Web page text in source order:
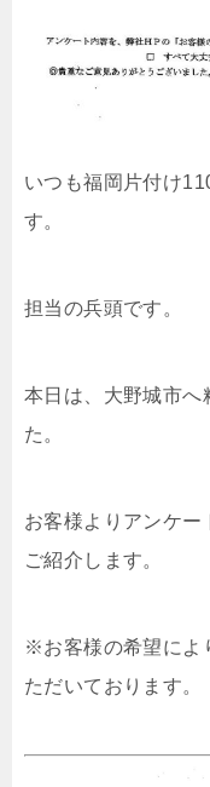
いつも福岡片付け
す。
担当の兵頭です。
本日は、大野城市へ
た。
お客様よりアンケー
ご紹介します。
※お客様の希望によ
ただいております。